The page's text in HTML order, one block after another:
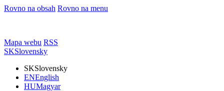
Rovno na obsah Rovno na menu
Mapa webu RSS
SKSlovensky
SKSlovensky
ENEnglish
HUMagyar